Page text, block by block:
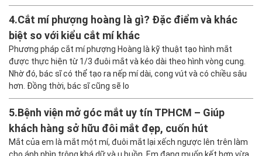
4.Cắt mí phượng hoàng là gì? Đặc điểm và khác
biệt so với kiểu cắt mí khác
Phương pháp cắt mí phượng Hoàng là kỹ thuật tạo hình mắt
được thực hiện từ 1/3 đuôi mắt và kéo dài theo hình vòng cung.
Nhờ đó, bác sĩ có thể tạo ra nếp mí dài, cong vút và có chiều sâu
hơn. Đồng thời, bác sĩ cũng sẽ lo
5.Bệnh viện mở góc mắt uy tín TPHCM – Giúp
khách hàng sở hữu đôi mắt đẹp, cuốn hút
Mắt của em là mắt một mí, đuôi mắt lại xếch ngược lên trên làm